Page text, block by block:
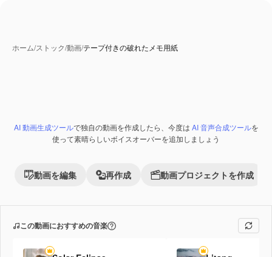
ホーム/ストック/動画/テープ付きの破れたメモ用紙
AI 動画生成ツールで独自の動画を作成したら、今度は AI 音声合成ツールを
使って素晴らしいボイスオーバーを追加しましょう
動画を編集 再作成 動画プロジェクトを作成
この動画におすすめの音楽